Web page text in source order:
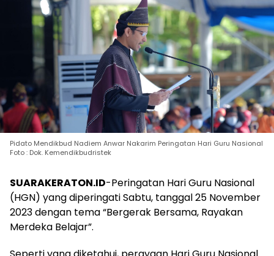
Pidato Mendikbud Nadiem Anwar Nakarim Peringatan Hari Guru Nasional
Foto : Dok. Kemendikbudristek
SUARAKERATON.ID-Peringatan Hari Guru Nasional
(HGN) yang diperingati Sabtu, tanggal 25 November
2023 dengan tema “Bergerak Bersama, Rayakan
Merdeka Belajar”.